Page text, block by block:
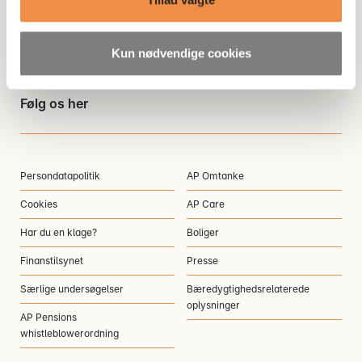
Kun nødvendige cookies
3916 5000
Åbningstider
Man-tors: 09.00-16.00
Følg os her
Persondatapolitik
Cookies
Har du en klage?
Finanstilsynet
Særlige undersøgelser
AP Pensions
whistleblowerordning
AP Omtanke
AP Care
Boliger
Presse
Bæredygtighedsrelaterede
oplysninger